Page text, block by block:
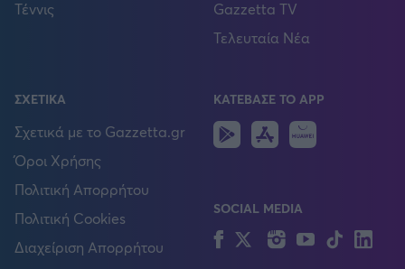
Τέννις
Gazzetta TV
Τελευταία Νέα
ΣΧΕΤΙΚΑ
Σχετικά με το Gazzetta.gr
Όροι Χρήσης
Πολιτική Απορρήτου
Πολιτική Cookies
Διαχείριση Απορρήτου
ΚΑΤΕΒΑΣΕ ΤΟ APP
Android
IOS
SOCIAL MEDIA
FacebookTwitterInstagram
YouTubeTikTok